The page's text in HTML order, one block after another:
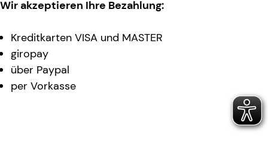
Wir akzeptieren Ihre Bezahlung:
Kreditkarten VISA und MASTER
giropay
über Paypal
per Vorkasse